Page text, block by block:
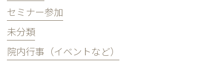
セミナー参加
未分類
院内行事（イベントなど）